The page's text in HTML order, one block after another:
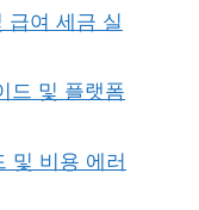
급여 세금 실
드 및 플랫폼
및 비용 에러